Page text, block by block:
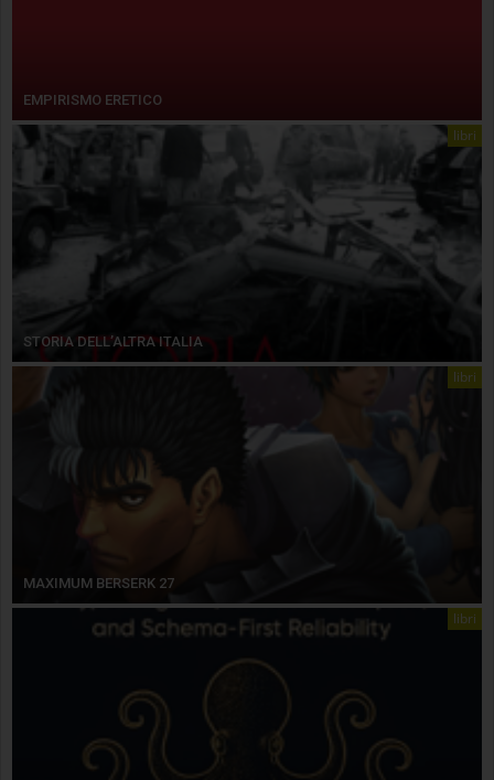
EMPIRISMO ERETICO
libri
STORIA DELL’ALTRA ITALIA
libri
MAXIMUM BERSERK 27
libri